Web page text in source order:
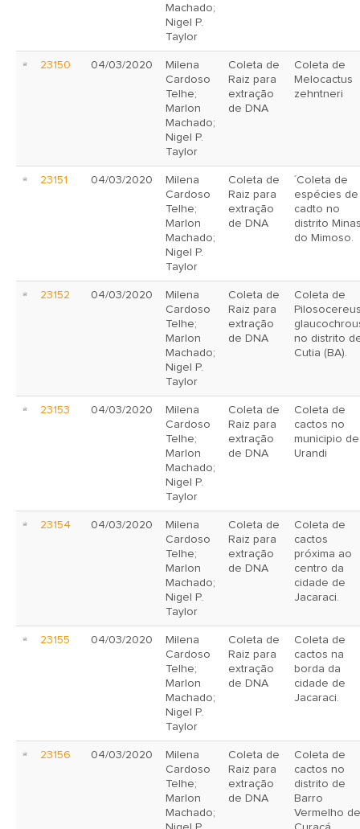
Machado;
Nigel P.
Taylor
23150 04/03/2020
Milena
Cardoso
Telhe;
Marlon
Machado;
Nigel P.
Taylor
Coleta de
Raiz para
extração
de DNA
Coleta de
Melocactus
zehntneri
23151 04/03/2020
Milena
Cardoso
Telhe;
Marlon
Machado;
Nigel P.
Taylor
Coleta de
Raiz para
extração
de DNA
´Coleta de
espécies de
cadto no
distrito
do Mimoso.
23152 04/03/2020
Milena
Cardoso
Telhe;
Marlon
Machado;
Nigel P.
Taylor
Coleta de
Raiz para
extração
de DNA
Coleta de
no distrito
Cutia (BA).
23153 04/03/2020
Milena
Cardoso
Telhe;
Marlon
Machado;
Nigel P.
Taylor
Coleta de
Raiz para
extração
de DNA
Coleta de
cactos no
municipio de
Urandi
23154 04/03/2020
Milena
Cardoso
Telhe;
Marlon
Machado;
Nigel P.
Taylor
Coleta de
Raiz para
extração
de DNA
Coleta de
cactos
próxima ao
centro da
cidade de
Jacaraci.
23155 04/03/2020
Milena
Cardoso
Telhe;
Marlon
Machado;
Nigel P.
Taylor
Coleta de
Raiz para
extração
de DNA
Coleta de
cactos na
borda da
cidade de
Jacaraci.
23156 04/03/2020
Milena
Cardoso
Telhe;
Marlon
Machado;
Coleta de
Raiz para
extração
de DNA
Coleta de
cactos no
distrito de
Barro
Vermelho de